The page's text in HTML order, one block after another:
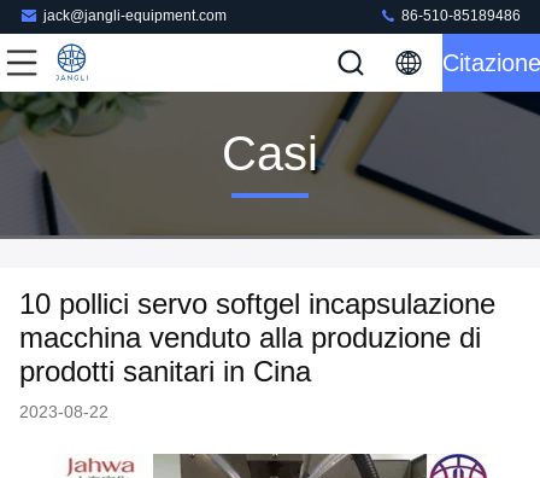
jack@jangli-equipment.com 86-510-85189486
Citazione
Casi
10 pollici servo softgel incapsulazione
macchina venduto alla produzione di
prodotti sanitari in Cina
2023-08-22